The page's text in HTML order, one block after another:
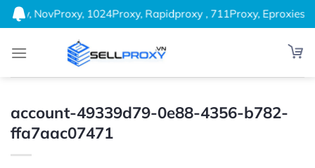
Bỏ
qua
dung
NovProxy, 1024Proxy, Rapidproxy , 711Proxy, Eproxies,
account-49339d79-0e88-4356-b782-
ffa7aac07471